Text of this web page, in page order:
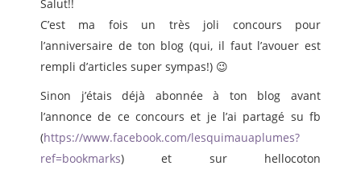
Salut!!
C’est ma fois un très joli concours pour
l’anniversaire de ton blog (qui, il faut l’avouer est
rempli d’articles super sympas!) 😉
Sinon j’étais déjà abonnée à ton blog avant
l’annonce de ce concours et je l’ai partagé su fb
(https://www.facebook.com/lesquimauaplumes?
ref=bookmarks) et sur hellocoton